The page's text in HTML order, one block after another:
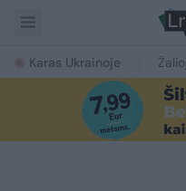
Karas Ukrainoje